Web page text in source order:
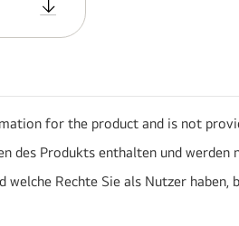
for the product and is not
des Produkts enthalten und werden
Rechte Sie als Nutzer